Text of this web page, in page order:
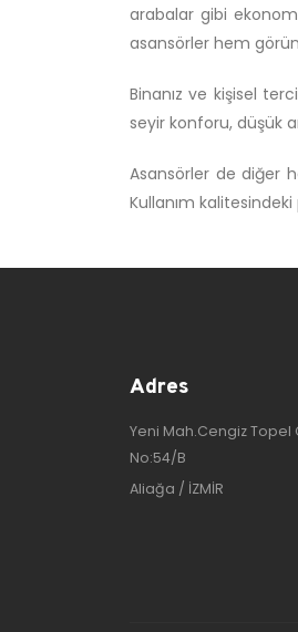
arabalar gibi
asansörler hem
Binanız ve kişisel
seyir konforu, düşük
Asansörler de diğer
Kullanım
Adres
Yeni Mah.Cengiz Topel
No:54/B
Aliağa / İZMİR